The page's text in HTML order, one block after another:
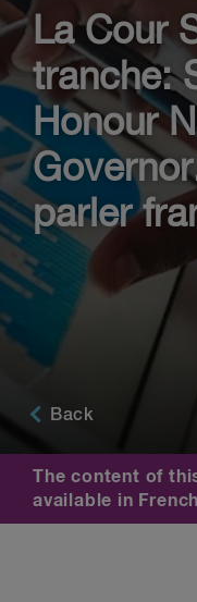
La Cour
tranche:
Honour
parler
Back
The content of
available in